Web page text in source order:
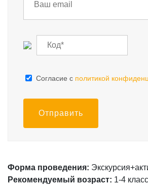
Cогласие с политикой
Отправить
Форма проведения:
Рекомендуемый возраст: 1-4 класс